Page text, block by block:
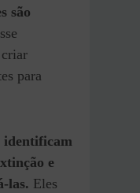
são
para
identificam
e
las. Eles